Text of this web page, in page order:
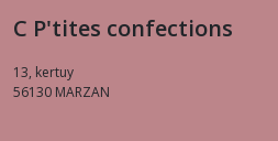
C P'tites confections
13, kertuy
56130 MARZAN